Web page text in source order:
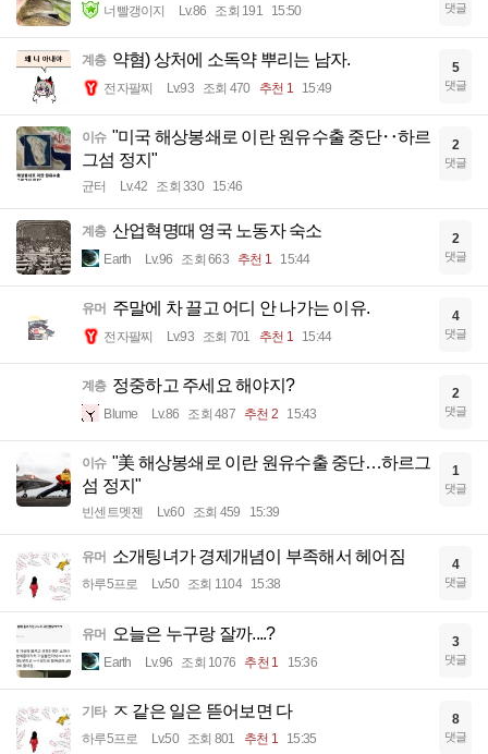
너빨갱이지 Lv.86 조회 191 15:50 댓글
계층 약혐) 상처에 소독약 뿌리는 남자.
전자팔찌 Lv.93 조회 470 추천 1 15:49
5
댓글
이슈 "미국 해상봉쇄로 이란 원유수출 중단‥하르
그섬 정지"
균터 Lv.42 조회 330 15:46
2
댓글
계층 산업혁명때 영국 노동자 숙소
Earth Lv.96 조회 663 추천 1 15:44
2
댓글
유머 주말에 차 끌고 어디 안 나가는 이유.
전자팔찌 Lv.93 조회 701 추천 1 15:44
4
댓글
계층 정중하고 주세요 해야지?
Blume Lv.86 조회 487 추천 2 15:43
2
댓글
이슈 "美 해상봉쇄로 이란 원유수출 중단…하르그
섬 정지"
빈센트멧젠 Lv.60 조회 459 15:39
1
댓글
유머 소개팅녀가 경제개념이 부족해서 헤어짐
하루5프로 Lv.50 조회 1104 15:38
4
댓글
유머 오늘은 누구랑 잘까....?
Earth Lv.96 조회 1076 추천 1 15:36
3
댓글
기타 ㅈ 같은 일은 뜯어보면 다
하루5프로 Lv.50 조회 801 추천 1 15:35
8
댓글